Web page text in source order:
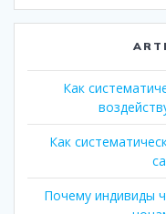
Как
Как
Почему индивиды